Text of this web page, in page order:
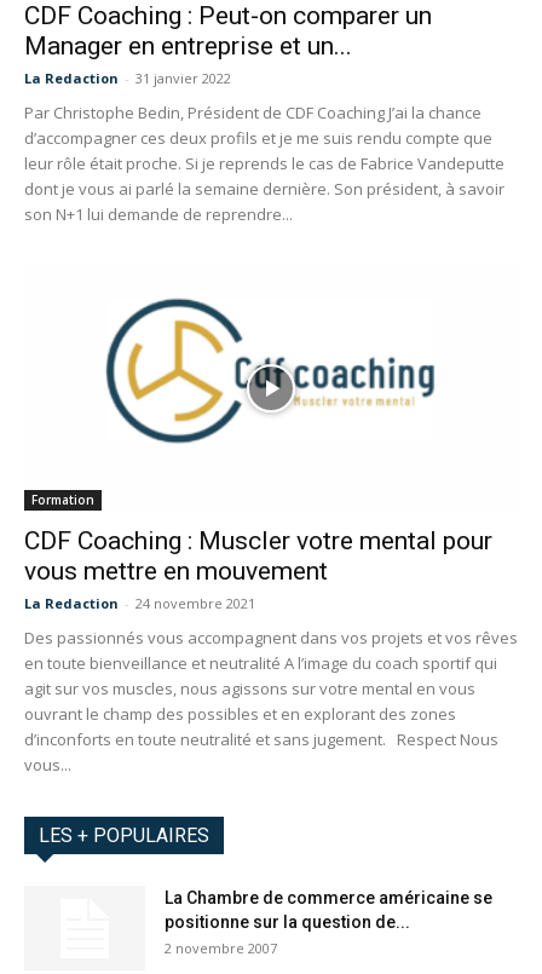
CDF Coaching : Peut-on comparer un
Manager en entreprise et un...
La Redaction - 31 janvier 2022
Par Christophe Bedin, Président de CDF Coaching J’ai la chance
d’accompagner ces deux profils et je me suis rendu compte que
leur rôle était proche. Si je reprends le cas de Fabrice Vandeputte
dont je vous ai parlé la semaine dernière. Son président, à savoir
son N+1 lui demande de reprendre...
Formation
CDF Coaching : Muscler votre mental pour
vous mettre en mouvement
La Redaction - 24 novembre 2021
Des passionnés vous accompagnent dans vos projets et vos rêves
en toute bienveillance et neutralité A l’image du coach sportif qui
agit sur vos muscles, nous agissons sur votre mental en vous
ouvrant le champ des possibles et en explorant des zones
d’inconforts en toute neutralité et sans jugement. Respect Nous
vous...
LES + POPULAIRES
La Chambre de commerce américaine se
positionne sur la question de...
2 novembre 2007